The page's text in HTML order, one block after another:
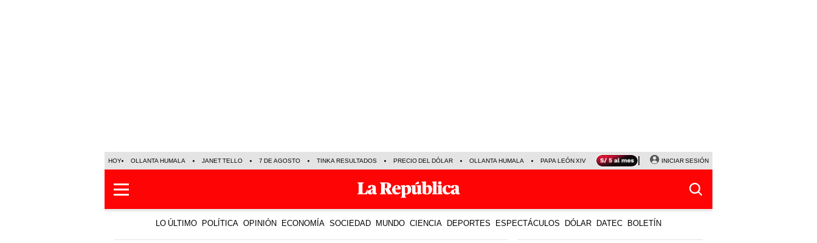
HOY OLLANTA HUMALA JANET TELLO 7 DE AGOSTO TINKA RESULTADOS PRECIO DEL DÓLAR OLLANTA HUMALA PAPA LEÓN XIV NALDY SALDAÑA LA BELLA LUZ
INICIAR SESIÓN
LO ÚLTIMO POLÍTICA OPINIÓN ECONOMÍA SOCIEDAD MUNDO CIENCIA DEPORTES ESPECTÁCULOS DÓLAR DATEC BOLETÍN